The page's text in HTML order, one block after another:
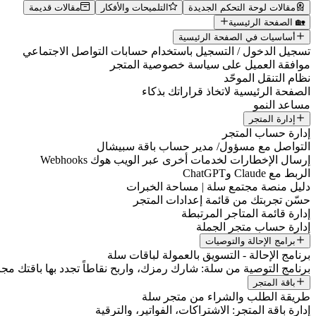
مقالات لوحة التحكم الجديدة التلميحات والأفكار
مقالات قديمة
🏡 الصفحة الرئيسية
أساسيات في الصفحة الرئيسية
تسجيل الدخول / التسجيل باستخدام حسابات التواصل الاجتماعي
موافقة العميل على سياسة خصوصية المتجر
نظام التنقل الموحّد
الصفحة الرئيسية لاتخاذ قراراتك بذكاء
مساعد النمو
إدارة المتجر
إدارة حساب المتجر
التواصل مع مسؤول/ مدير حساب باقة سبيشال
إرسال الإخطارات لخدمات أخرى عبر الويب هوك Webhooks
الربط مع Claude وChatGPT
دليل منصة مجتمع سلة | مساحة الخبرات
حسّن تجربتك من قائمة إعدادات المتجر
إدارة قائمة المتاجر المرتبطة
إدارة حساب متجر الجملة
برامج الإحالة والتوصيات
برنامج الإحالة - التسويق بالعمولة لباقات سلة
برنامج التوصية من سلة: شارك رمزك، واربح نقاطاً تجدد بها باقتك
باقة المتجر
طريقة الطلب والشراء من متجر سلة
إدارة باقة المتجر: الاشتراكات، الفواتير، والترقية